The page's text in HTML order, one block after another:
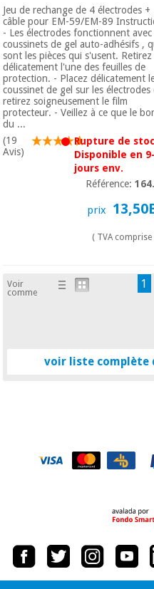
Jeu de rechange de 4 électrodes +
câble pour EM-59/EM-89
- Les électrodes fonctionnent avec
coussinets de gel auto-adhésifs ,
sont les pièces qui s'usent. Retirez
délicatement l'une des feuilles de
protection. - Placez délicatement
coussinet de gel sur les électrodes
retirez soigneusement le film
protecteur. - Veillez à ce que le
du ...
(19
Avis)
Rupture de
Disponible en
jours env.
Référence:
prix
( TVA comprise
Voir
comme
1
voir liste complète